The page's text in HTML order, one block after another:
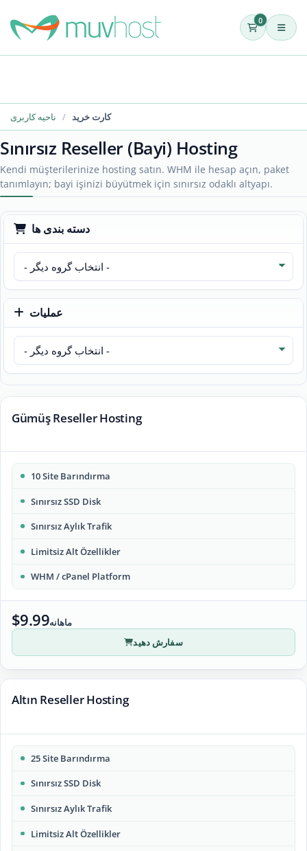
0
ناحیه کاربری کارت خرید
Sınırsız Reseller (Bayi) Hosting
Kendi müşterilerinize hosting satın. WHM ile hesap açın, paket
tanımlayın; bayi işinizi büyütmek için sınırsız odaklı altyapı.
دسته بندی ها
عملیات
Gümüş Reseller Hosting
10 Site Barındırma
Sınırsız SSD Disk
Sınırsız Aylık Trafik
Limitsiz Alt Özellikler
WHM / cPanel Platform
$9.99ماهانه
سفارش دهید
Altın Reseller Hosting
25 Site Barındırma
Sınırsız SSD Disk
Sınırsız Aylık Trafik
Limitsiz Alt Özellikler